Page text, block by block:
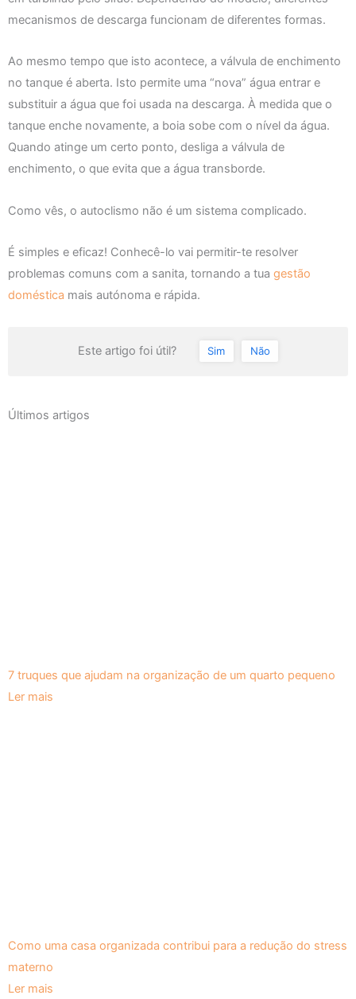
mecanismos de descarga funcionam de diferentes formas.
Ao mesmo tempo que isto acontece, a válvula de enchimento
no tanque é aberta. Isto permite uma “nova” água entrar e
substituir a água que foi usada na descarga. À medida que o
tanque enche novamente, a boia sobe com o nível da água.
Quando atinge um certo ponto, desliga a válvula de
enchimento, o que evita que a água transborde.
Como vês, o autoclismo não é um sistema complicado.
É simples e eficaz! Conhecê-lo vai permitir-te resolver
problemas comuns com a sanita, tornando a tua gestão
doméstica mais autónoma e rápida.
Este artigo foi útil? Sim Não
Últimos artigos
7 truques que ajudam na organização de um quarto pequeno
Ler mais
Como uma casa organizada contribui para a redução do stress
materno
Ler mais